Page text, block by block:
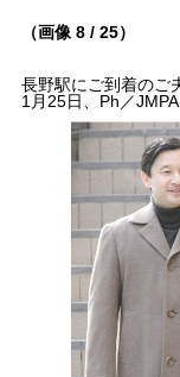
（画像 8 / 25）
長野駅にご到着のご
1月25日、Ph／JMPA